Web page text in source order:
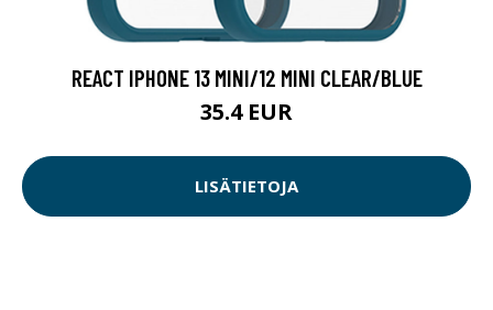
REACT IPHONE 13 MINI/12 MINI CLEAR/BLUE
35.4 EUR
LISÄTIETOJA